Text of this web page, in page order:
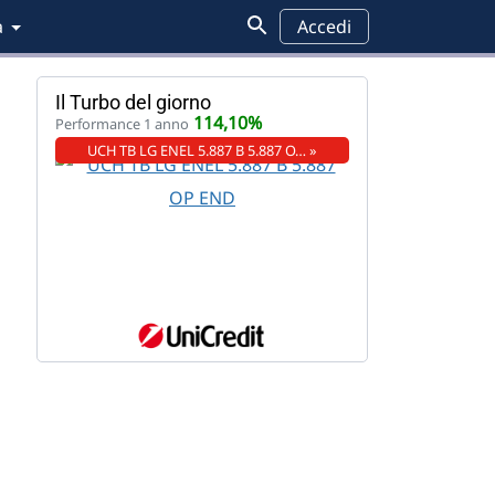
Accedi
Il Turbo del giorno
Performance 1 anno 114,10%
UCH TB LG ENEL 5.887 B 5.887 O… »